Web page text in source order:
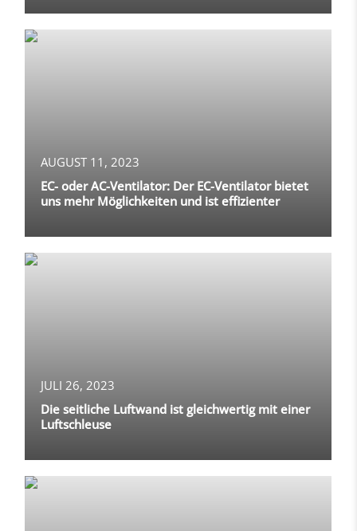
AUGUST 11, 2023
EC- oder AC-Ventilator: Der EC-Ventilator bietet
uns mehr Möglichkeiten und ist effizienter
JULI 26, 2023
Die seitliche Luftwand ist gleichwertig mit einer
Luftschleuse